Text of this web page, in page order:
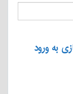
به ورود